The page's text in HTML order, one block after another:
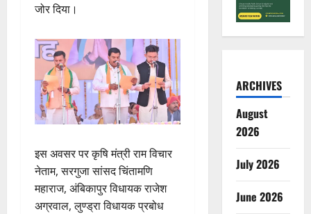
जोर दिया।
इस अवसर पर कृषि मंत्री राम विचार
नेताम, सरगुजा सांसद चिंतामणि
महाराज, अंबिकापुर विधायक राजेश
अग्रवाल, लुण्ड्रा विधायक प्रबोध
ARCHIVES
August
2026
July 2026
June 2026